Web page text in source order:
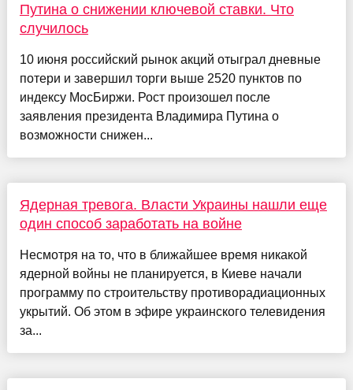
Путина о снижении ключевой ставки. Что
случилось
10 июня российский рынок акций отыграл дневные
потери и завершил торги выше 2520 пунктов по
индексу МосБиржи. Рост произошел после
заявления президента Владимира Путина о
возможности снижен...
Ядерная тревога. Власти Украины нашли еще
один способ заработать на войне
Несмотря на то, что в ближайшее время никакой
ядерной войны не планируется, в Киеве начали
программу по строительству противорадиационных
укрытий. Об этом в эфире украинского телевидения
за...